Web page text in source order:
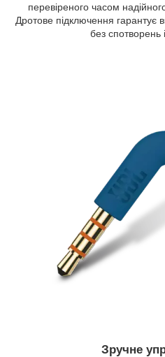
перевіреного часом
Дротове підключення гарантує
без спотворень
Зручне